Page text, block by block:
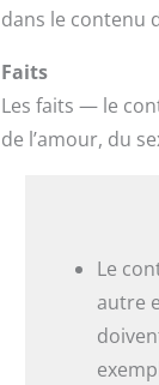
dans le contenu
Faits
Les faits — le
de l’amour, du
Le
autre